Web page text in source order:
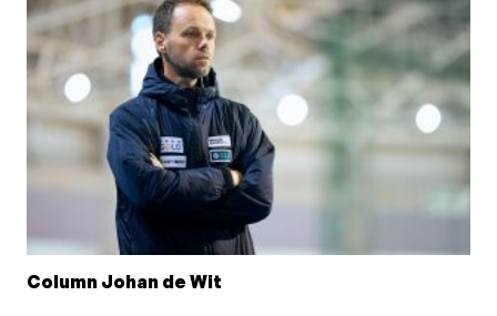
Column Johan de Wit